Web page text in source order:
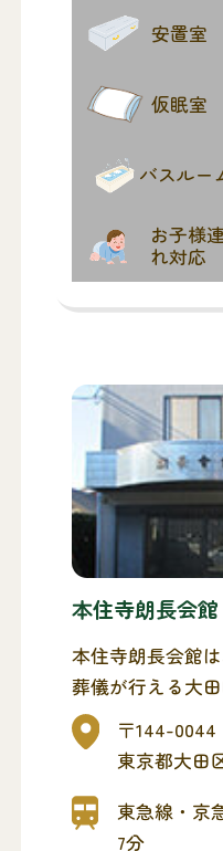
起源とすれば鎌
ます。そして永
観音堂を保護し
安置室
仮眠室
バスルー
お子様連
れ対応
本住寺朗長会館
本住寺朗長会館
葬儀が行える大
お通夜・告別式(
とり行い、最寄
れになります。
なので、他家と
りお見送りいた
〒144-0044
東京都大田
東急線・京
7分